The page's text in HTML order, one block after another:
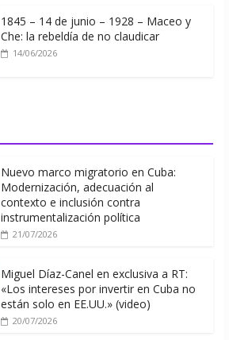
1845 – 14 de junio – 1928 – Maceo y
Che: la rebeldía de no claudicar
14/06/2026
Nuevo marco migratorio en Cuba:
Modernización, adecuación al
contexto e inclusión contra
instrumentalización política
21/07/2026
Miguel Díaz-Canel en exclusiva a RT:
«Los intereses por invertir en Cuba no
están solo en EE.UU.» (video)
20/07/2026